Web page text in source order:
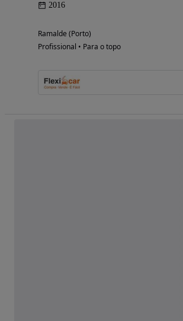
2016
Ramalde (Porto)
Profissional • Para o topo